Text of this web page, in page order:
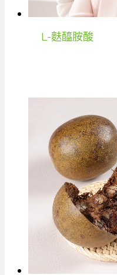
L-麩醯胺酸